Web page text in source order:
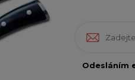
Odesláním